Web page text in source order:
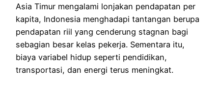
Asia Timur mengalami lonjakan pendapatan per
kapita, Indonesia menghadapi tantangan berupa
pendapatan riil yang cenderung stagnan bagi
sebagian besar kelas pekerja. Sementara itu,
biaya variabel hidup seperti pendidikan,
transportasi, dan energi terus meningkat.